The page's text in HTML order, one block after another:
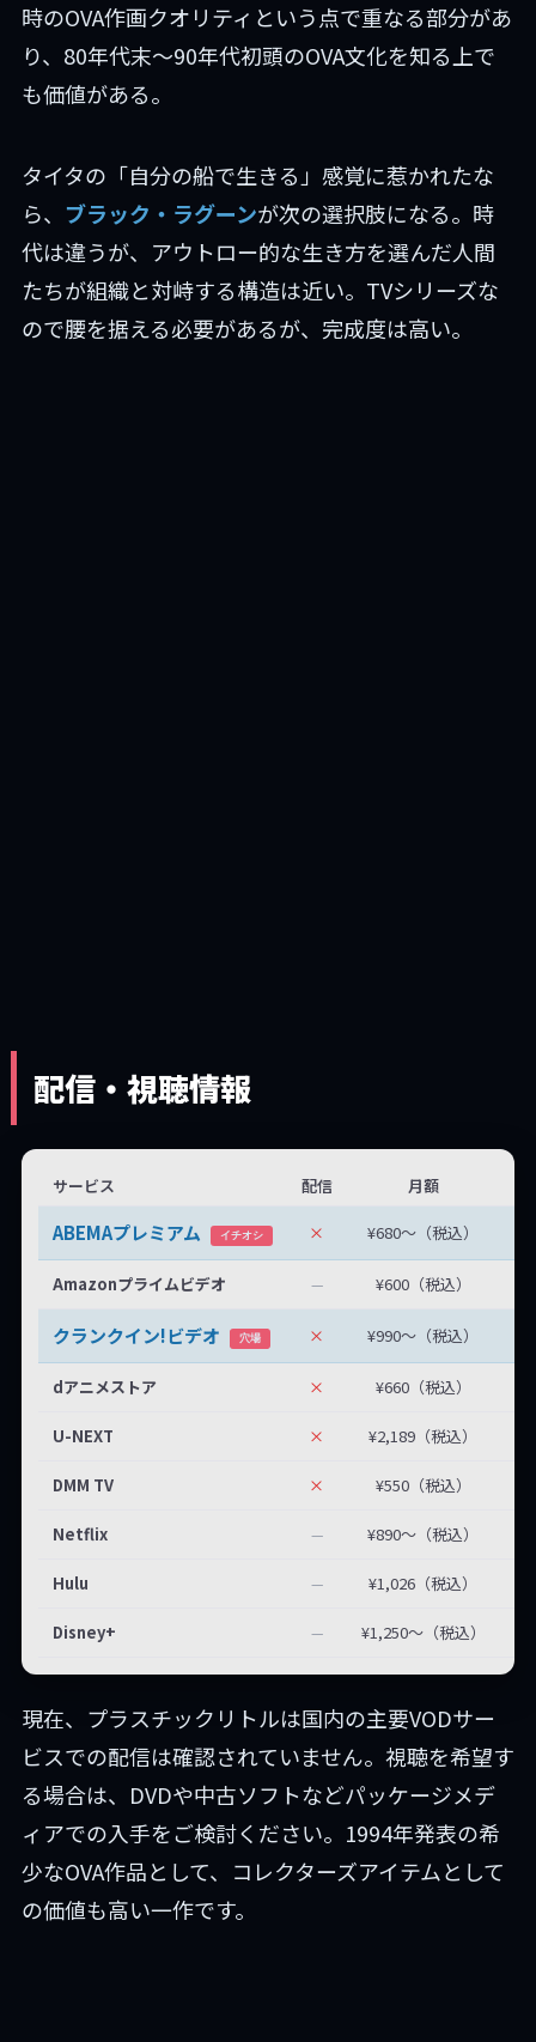
時のOVA作画クオリティという点で重なる部分があ
り、80年代末〜90年代初頭のOVA文化を知る上で
も価値がある。
タイタの「自分の船で生きる」感覚に惹かれたな
ら、 ブラック・ラグーンが次の選択肢になる。時
代は違うが、アウトロー的な生き方を選んだ人間
たちが組織と対峙する構造は近い。TVシリーズな
ので腰を据える必要があるが、完成度は高い。
配信・視聴情報
サービス 配信 月額
ABEMAプレミアム イチオシ × ¥680〜（税込）
Amazonプライムビデオ — ¥600（税込）
クランクイン!ビデオ 穴場 × ¥990〜（税込）
dアニメストア × ¥660（税込）
U-NEXT × ¥2,189（税込）
DMM TV × ¥550（税込）
Netflix — ¥890〜（税込）
Hulu — ¥1,026（税込）
Disney+ — ¥1,250〜（税込）
現在、プラスチックリトルは国内の主要VODサー
ビスでの配信は確認されていません。視聴を希望す
る場合は、DVDや中古ソフトなどパッケージメデ
ィアでの入手をご検討ください。1994年発表の希
少なOVA作品として、コレクターズアイテムとして
の価値も高い一作です。